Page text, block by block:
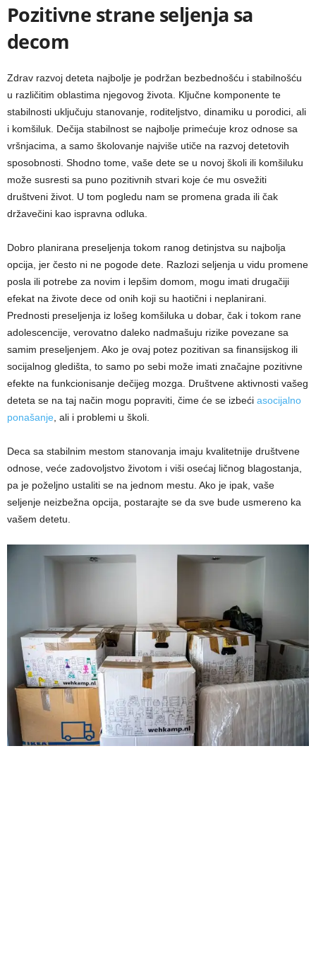
Pozitivne strane seljenja sa
decom
Zdrav razvoj deteta najbolje je podržan bezbednošću i stabilnošću
u različitim oblastima njegovog života. Ključne komponente te
stabilnosti uključuju stanovanje, roditeljstvo, dinamiku u porodici, ali
i komšiluk. Dečija stabilnost se najbolje primećuje kroz odnose sa
vršnjacima, a samo školovanje najviše utiče na razvoj detetovih
sposobnosti. Shodno tome, vaše dete se u novoj školi ili komšiluku
može susresti sa puno pozitivnih stvari koje će mu osvežiti
društveni život. U tom pogledu nam se promena grada ili čak
državečini kao ispravna odluka.
Dobro planirana preseljenja tokom ranog detinjstva su najbolja
opcija, jer često ni ne pogode dete. Razlozi seljenja u vidu promene
posla ili potrebe za novim i lepšim domom, mogu imati drugačiji
efekat na živote dece od onih koji su haotični i neplanirani.
Prednosti preseljenja iz lošeg komšiluka u dobar, čak i tokom rane
adolescencije, verovatno daleko nadmašuju rizike povezane sa
samim preseljenjem. Ako je ovaj potez pozitivan sa finansijskog ili
socijalnog gledišta, to samo po sebi može imati značajne pozitivne
efekte na funkcionisanje dečijeg mozga. Društvene aktivnosti vašeg
deteta se na taj način mogu popraviti, čime će se izbeći asocijalno
ponašanje , ali i problemi u školi.
Deca sa stabilnim mestom stanovanja imaju kvalitetnije društvene
odnose, veće zadovoljstvo životom i viši osećaj ličnog blagostanja,
pa je poželjno ustaliti se na jednom mestu. Ako je ipak, vaše
seljenje neizbežna opcija, postarajte se da sve bude usmereno ka
vašem detetu.